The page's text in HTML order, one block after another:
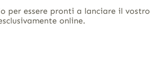
per essere pronti a lanciare il vostro
online.